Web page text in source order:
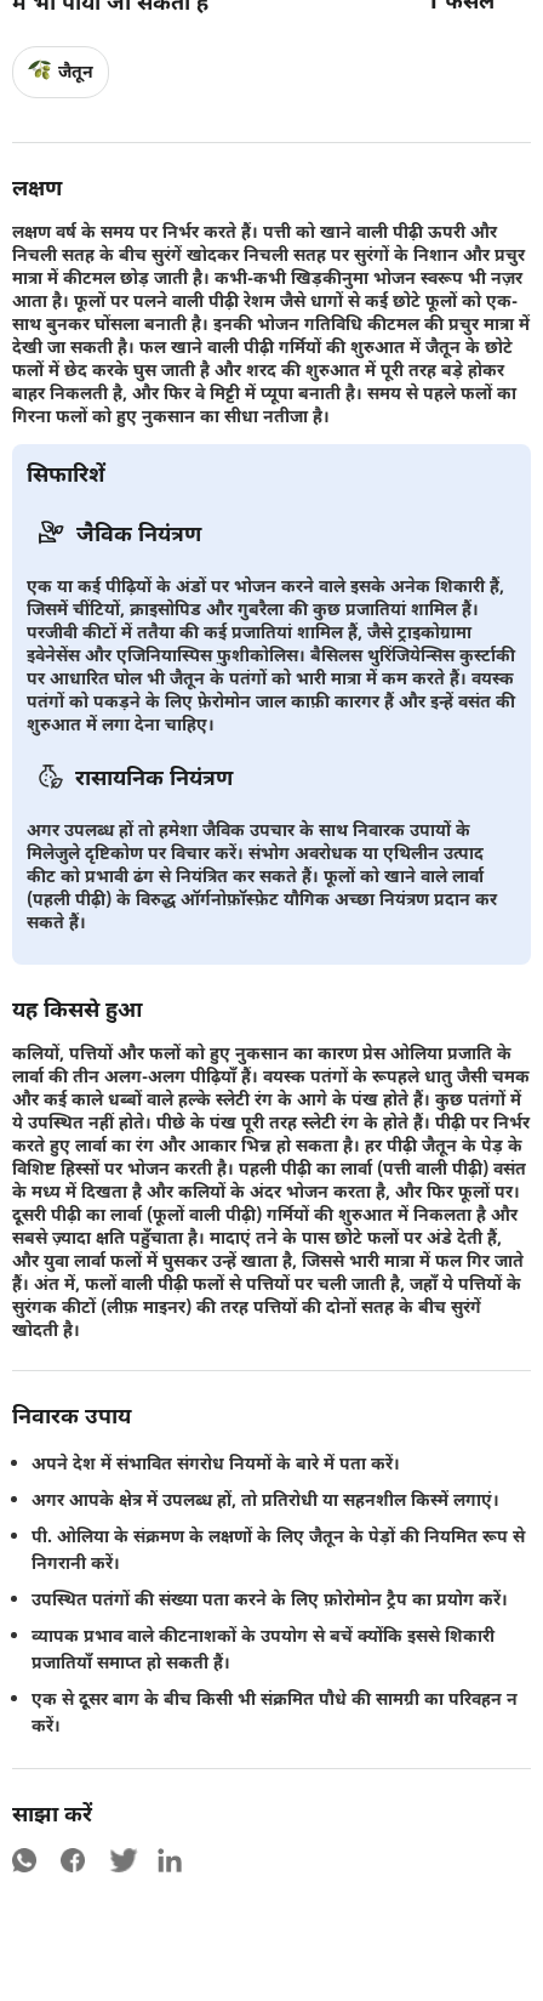
जैतून
लक्षण
लक्षण वर्ष के समय पर निर्भर करते हैं। पत्ती को खाने वाली पीढ़ी ऊपरी और
निचली सतह के बीच सुरंगें खोदकर निचली सतह पर सुरंगों के निशान और प्रचुर
मात्रा में कीटमल छोड़ जाती है। कभी-कभी खिड़कीनुमा भोजन स्वरूप भी नज़र
आता है। फूलों पर पलने वाली पीढ़ी रेशम जैसे धागों से कई छोटे फूलों को एक-
साथ बुनकर घोंसला बनाती है। इनकी भोजन गतिविधि कीटमल की प्रचुर मात्रा में
देखी जा सकती है। फल खाने वाली पीढ़ी गर्मियों की शुरुआत में जैतून के छोटे
फलों में छेद करके घुस जाती है और शरद की शुरुआत में पूरी तरह बड़े होकर
बाहर निकलती है, और फिर वे मिट्टी में प्यूपा बनाती है। समय से पहले फलों का
गिरना फलों को हुए नुकसान का सीधा नतीजा है।
सिफारिशें
जैविक नियंत्रण
एक या कई पीढ़ियों के अंडों पर भोजन करने वाले इसके अनेक शिकारी हैं,
जिसमें चींटियों, क्राइसोपिड और गुबरैला की कुछ प्रजातियां शामिल हैं।
परजीवी कीटों में ततैया की कई प्रजातियां शामिल हैं, जैसे ट्राइकोग्रामा
इवेनेसेंस और एजिनियास्पिस फ़ुशीकोलिस। बैसिलस थुरिंजियेन्सिस कुर्स्टाकी
पर आधारित घोल भी जैतून के पतंगों को भारी मात्रा में कम करते हैं। वयस्क
पतंगों को पकड़ने के लिए फ़ेरोमोन जाल काफ़ी कारगर हैं और इन्हें वसंत की
शुरुआत में लगा देना चाहिए।
रासायनिक नियंत्रण
अगर उपलब्ध हों तो हमेशा जैविक उपचार के साथ निवारक उपायों के
मिलेजुले दृष्टिकोण पर विचार करें। संभोग अवरोधक या एथिलीन उत्पाद
कीट को प्रभावी ढंग से नियंत्रित कर सकते हैं। फूलों को खाने वाले लार्वा
(पहली पीढ़ी) के विरुद्ध ऑर्गनोफ़ॉस्फ़ेट यौगिक अच्छा नियंत्रण प्रदान कर
सकते हैं।
यह किससे हुआ
कलियों, पत्तियों और फलों को हुए नुकसान का कारण प्रेस ओलिया प्रजाति के
लार्वा की तीन अलग-अलग पीढ़ियाँ हैं। वयस्क पतंगों के रूपहले धातु जैसी चमक
और कई काले धब्बों वाले हल्के स्लेटी रंग के आगे के पंख होते हैं। कुछ पतंगों में
ये उपस्थित नहीं होते। पीछे के पंख पूरी तरह स्लेटी रंग के होते हैं। पीढ़ी पर निर्भर
करते हुए लार्वा का रंग और आकार भिन्न हो सकता है। हर पीढ़ी जैतून के पेड़ के
विशिष्ट हिस्सों पर भोजन करती है। पहली पीढ़ी का लार्वा (पत्ती वाली पीढ़ी) वसंत
के मध्य में दिखता है और कलियों के अंदर भोजन करता है, और फिर फूलों पर।
दूसरी पीढ़ी का लार्वा (फूलों वाली पीढ़ी) गर्मियों की शुरुआत में निकलता है और
सबसे ज़्यादा क्षति पहुँचाता है। मादाएं तने के पास छोटे फलों पर अंडे देती हैं,
और युवा लार्वा फलों में घुसकर उन्हें खाता है, जिससे भारी मात्रा में फल गिर जाते
हैं। अंत में, फलों वाली पीढ़ी फलों से पत्तियों पर चली जाती है, जहाँ ये पत्तियों के
सुरंगक कीटों (लीफ़ माइनर) की तरह पत्तियों की दोनों सतह के बीच सुरंगें
खोदती है।
निवारक उपाय
अपने देश में संभावित संगरोध नियमों के बारे में पता करें।
अगर आपके क्षेत्र में उपलब्ध हों, तो प्रतिरोधी या सहनशील किस्में लगाएं।
पी. ओलिया के संक्रमण के लक्षणों के लिए जैतून के पेड़ों की नियमित रूप से
निगरानी करें।
उपस्थित पतंगों की संख्या पता करने के लिए फ़ोरोमोन ट्रैप का प्रयोग करें।
व्यापक प्रभाव वाले कीटनाशकों के उपयोग से बचें क्योंकि इससे शिकारी
प्रजातियाँ समाप्त हो सकती हैं।
एक से दूसर बाग के बीच किसी भी संक्रमित पौधे की सामग्री का परिवहन न
करें।
साझा करें